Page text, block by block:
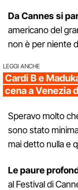
Da Cannes si
americano del
non è per niente
LEGGI ANCHE
Cardi B e
cena a Venezia
Speravo molto
sono stato
mai detto nulla e
Le paure
al Festival di